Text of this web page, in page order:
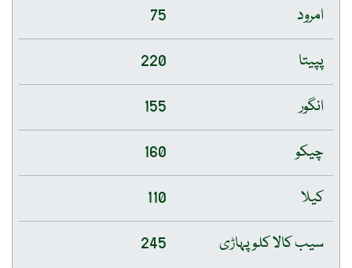
امرود
75
پپیتا
220
انگور
155
چیکو
160
کیلا
110
سیب کالا کلو پہاڑی
245